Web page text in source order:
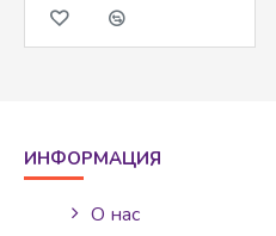
ИНФОРМАЦИЯ
О нас